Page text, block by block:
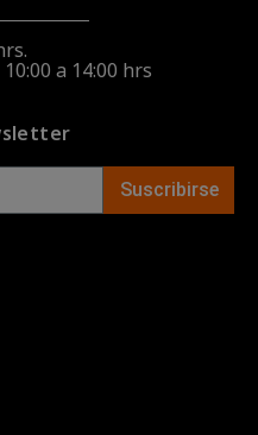
a 14:00 hrs
Suscribirse